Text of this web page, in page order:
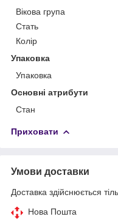
Вікова група
Стать
Колір
Упаковка
Упаковка
Основні атрибути
Стан
Приховати
Умови доставки
Доставка здійснюється
Нова Пошта